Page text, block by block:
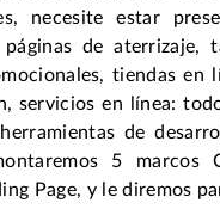
necesite estar
páginas de aterrizaje,
tiendas en
servicios en línea:
de
5 marcos
Page, y le diremos